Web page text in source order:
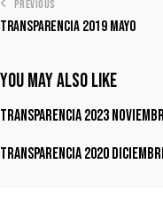
PREVIOUS
Transparencia 2019 Mayo
You May Also Like
Transparencia 2023
Transparencia 2020